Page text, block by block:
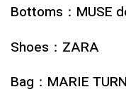
Bottoms：MUSE
Shoes：ZARA
Bag：MARIE